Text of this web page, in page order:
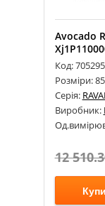
Avocado
Код: 705295
Розміри:
Серія:
Виробник:
12